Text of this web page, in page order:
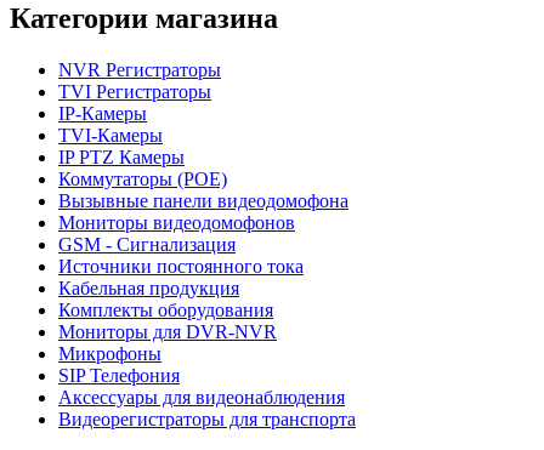
Категории магазина
NVR Регистраторы
TVI Регистраторы
IP-Камеры
TVI-Камеры
IP PTZ Камеры
Коммутаторы (POE)
Вызывные панели видеодомофона
Мониторы видеодомофонов
GSM - Сигнализация
Источники постоянного тока
Кабельная продукция
Комплекты оборудования
Мониторы для DVR-NVR
Микрофоны
SIP Телефония
Аксессуары для видеонаблюдения
Видеорегистраторы для транспорта